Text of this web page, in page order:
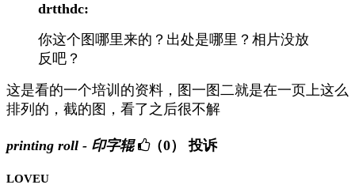
drtthdc:
你这个图哪里来的？出处是哪里？相片没放
反吧？
这是看的一个培训的资料，图一图二就是在一页上这么
排列的，截的图，看了之后很不解
printing roll - 印字辊 （0） 投诉
LOVEU